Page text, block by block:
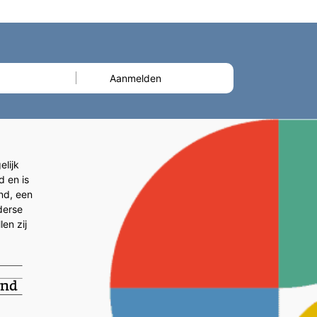
en is
een
zij